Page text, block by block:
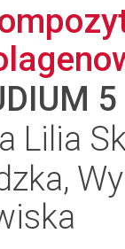
5
Lilia